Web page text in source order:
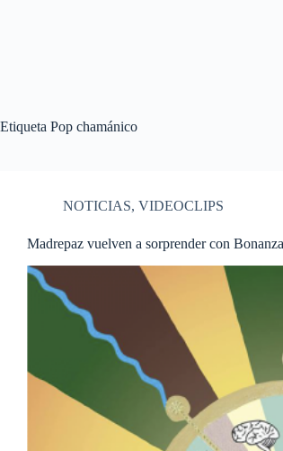
Etiqueta Pop chamánico
NOTICIAS, VIDEOCLIPS
Madrepaz vuelven a sorprender con Bonanza